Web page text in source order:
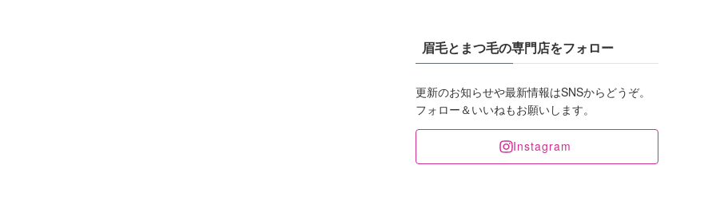
眉毛とまつ毛の専門店をフォロー
更新のお知らせや最新情報はSNSからどうぞ。
フォロー＆いいねもお願いします。
Instagram